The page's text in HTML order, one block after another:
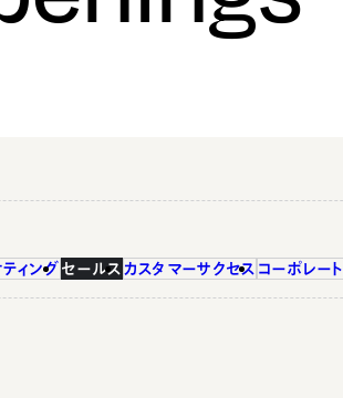
ィング セールス カスタマーサクセス コーポレート